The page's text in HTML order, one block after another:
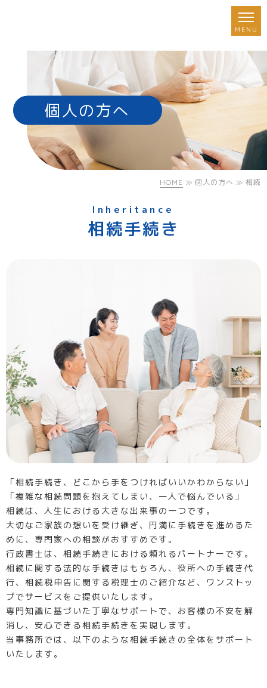
個人の方へ
HOME ≫ 個人の方へ ≫ 相続
Inheritance
相続手続き
「相続手続き、どこから手をつければいいかわからない」
「複雑な相続問題を抱えてしまい、一人で悩んでいる」
相続は、人生における大きな出来事の一つです。
大切なご家族の想いを受け継ぎ、円満に手続きを進めるた
めに、専門家への相談がおすすめです。
行政書士は、相続手続きにおける頼れるパートナーです。
相続に関する法的な手続きはもちろん、役所への手続き代
行、相続税申告に関する税理士のご紹介など、ワンストッ
プでサービスをご提供いたします。
専門知識に基づいた丁寧なサポートで、お客様の不安を解
消し、安心できる相続手続きを実現します。
当事務所では、以下のような相続手続きの全体をサポート
いたします。